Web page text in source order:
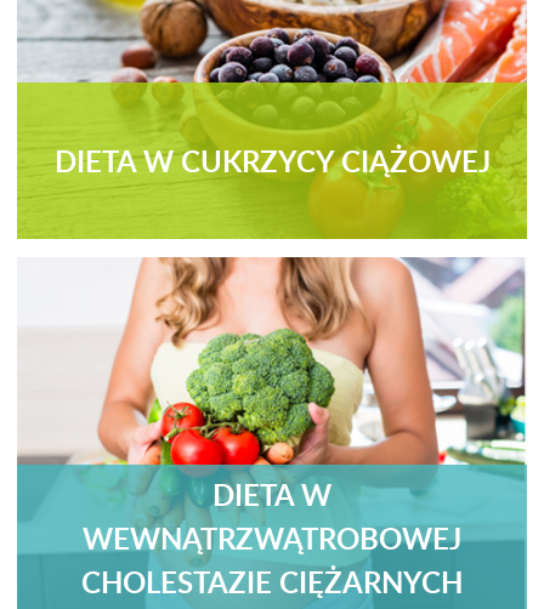
DIETA W CUKRZYCY CIĄŻOWEJ
DIETA W
WEWNĄTRZWĄTROBOWEJ
CHOLESTAZIE CIĘŻARNYCH